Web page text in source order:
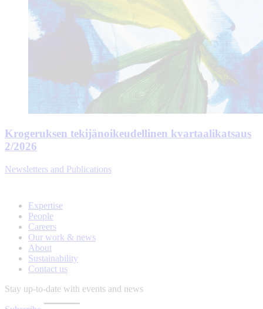
Krogeruksen tekijänoikeudellinen kvartaalikatsaus
2/2026
Newsletters and Publications
Expertise
People
Careers
Our work & news
About
Sustainability
Contact us
Stay up-to-date with events and news